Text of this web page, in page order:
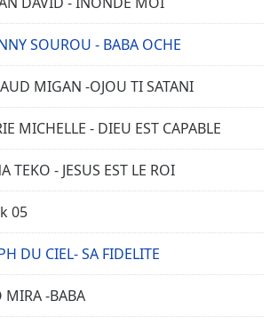
SOUROU - BABA OCHE
MIGAN -OJOU TI SATANI
MICHELLE - DIEU EST CAPABLE
TEKO - JESUS EST LE ROI
05
DU CIEL- SA FIDELITE
MIRA -BABA